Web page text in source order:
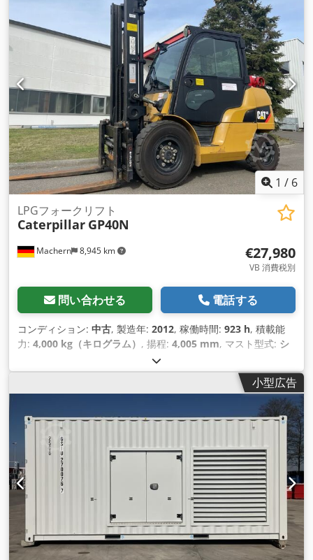
1 / 6
Machern 8,945 km
LPGフォークリフト
Caterpillar GP40N
€27,980
VB 消費税別
問い合わせる 電話する
コンディション: 中古, 製造年: 2012, 稼働時間: 923 h, 積載能
力: 4,000 kg（キログラム） , 揚程: 4,005 mm, マスト型式: シ
2,700 mm
馬力), フォーク長:1,200 mm, 空車重量:6,095 kg（キログラ
, 建設幅: 1,415
, LPGフォークリフト 荷重重心：500 フォーク幅：125
mm フォーク厚：50 mm マストタイプ: 標準 技術状態: 非常に
良い フロントタイヤタイプ: エア フロントタイヤの状態： 60 -
80 Crjdpfjl Hbmpex Adqjf リアタイヤ タイプ： 空気 リアタイ
ヤの状態： 60 - 80 説明: 状態の良い中古車。メンテナンスと
UVV検査更新済み。 保証期間3ヶ月。 サイドシフト、フォーク
ポジショナー、 第3バルブ、第4バルブ、後部作業灯、前部作業
灯、暖房、フルキャブ、
小型広告